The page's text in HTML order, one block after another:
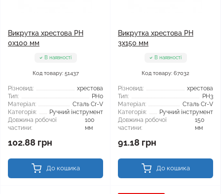
Викрутка хрестова PH
0x100 мм
В наявності
Код товару: 51437
Різновид:
хрестова
Тип:
PH0
Матеріал:
Сталь Cr-V
Категорія:
Ручний інструмент
Довжина робочої
частини:
100
мм
102.88 грн
До кошика
Викрутка хрестова PH
3x150 мм
В наявності
Код товару: 67032
Різновид:
хрестова
Тип:
PH3
Матеріал:
Сталь Cr-V
Категорія:
Ручний інструмент
Довжина робочої
частини:
150
мм
91.18 грн
До кошика